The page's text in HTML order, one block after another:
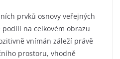
prvků osnovy veřejných
na celkovém obrazu
vnímán záleží právě
prostoru, vhodně